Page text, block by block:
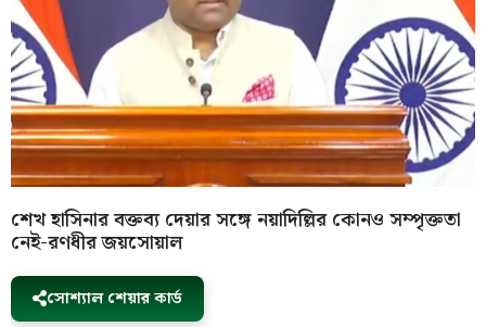
শেখ হাসিনার বক্তব্য দেয়ার সঙ্গে নয়াদিল্লির কোনও সম্পৃক্ততা
নেই-রণধীর জয়সোয়াল
সোশ্যাল শেয়ার কার্ড